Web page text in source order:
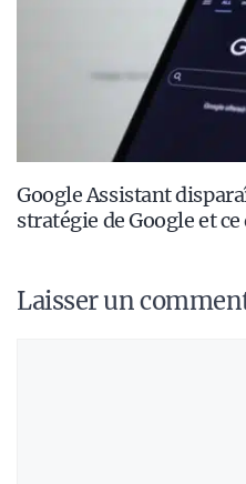
Google Assistant
stratégie de Google et
Laisser un